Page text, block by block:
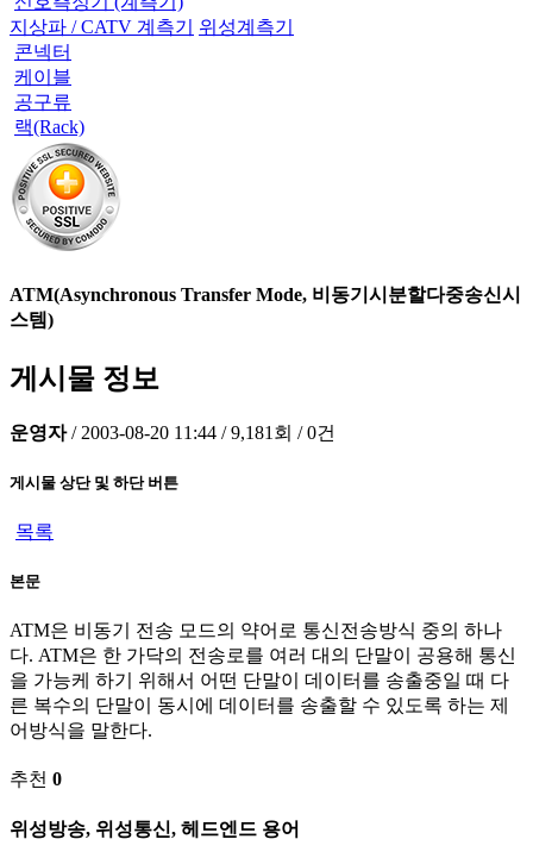
지상파 / CATV 계측기
위성계측기
콘넥터
케이블
공구류
랙(Rack)
ATM(Asynchronous Transfer Mode, 비동기시분할다중송신시
스템)
게시물 정보
운영자 / 2003-08-20 11:44 / 9,181회 / 0건
게시물 상단 및 하단 버튼
목록
본문
ATM은 비동기 전송 모드의 약어로 통신전송방식 중의 하나
다. ATM은 한 가닥의 전송로를 여러 대의 단말이 공용해 통신
을 가능케 하기 위해서 어떤 단말이 데이터를 송출중일 때 다
른 복수의 단말이 동시에 데이터를 송출할 수 있도록 하는 제
어방식을 말한다.
추천 0
위성방송, 위성통신, 헤드엔드 용어